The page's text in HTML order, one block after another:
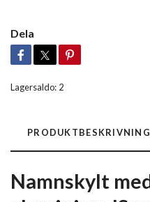
Dela
Lagersaldo: 2
PRODUKTBESKRIVNING
Namnskylt